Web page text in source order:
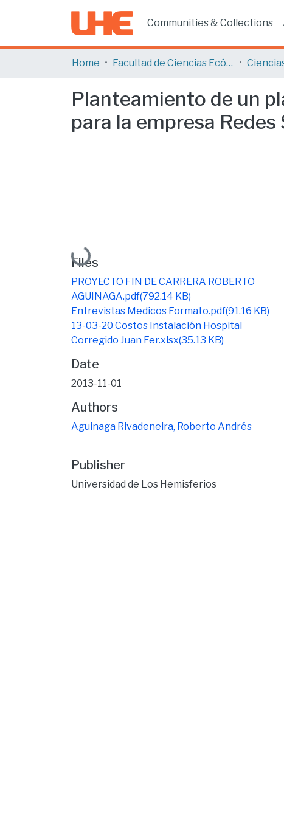
Communities & Collections
Home Facultad de Ciencias Ecónomicas y Empresariales
Planteamiento de un
para la empresa
Loading...
Files
PROYECTO FIN DE CARRERA ROBERTO
AGUINAGA.pdf(792.14 KB)
Entrevistas Medicos Formato.pdf(91.16 KB)
13-03-20 Costos Instalación Hospital
Corregido Juan Fer.xlsx(35.13 KB)
Date
2013-11-01
Authors
Aguinaga Rivadeneira, Roberto Andrés
Publisher
Universidad de Los Hemisferios